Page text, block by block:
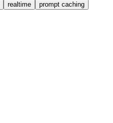
realtime prompt caching